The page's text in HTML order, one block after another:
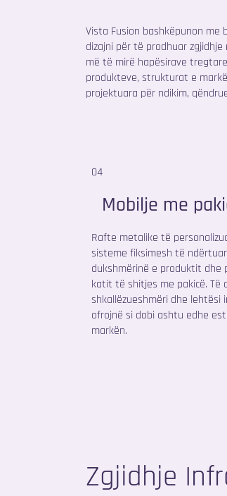
Zgjidhje
Vista Fusion bashkëpunon me
dizajni për të prodhuar
më të mirë hapësirave
produkteve, strukturat e
projektuara për ndikim,
04
Mobilje me
Rafte metalike të
sisteme fiksimesh të
dukshmërinë e produktit
katit të shitjes me pakicë. Të
shkallëzueshmëri dhe lehtësi
ofrojnë si dobi ashtu edhe
markën.